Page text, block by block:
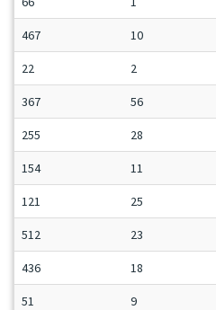
467 10
22 2
367 56
255 28
154 11
121 25
512 23
436 18
51 9